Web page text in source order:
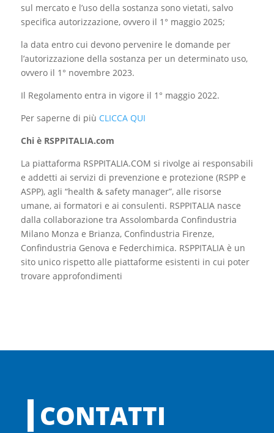
sul mercato e l’uso della sostanza sono vietati, salvo
specifica autorizzazione, ovvero il 1° maggio 2025;
la data entro cui devono pervenire le domande per
l’autorizzazione della sostanza per un determinato uso,
ovvero il 1° novembre 2023.
Il Regolamento entra in vigore il 1° maggio 2022.
Per saperne di più CLICCA QUI
Chi è RSPPITALIA.com
La piattaforma RSPPITALIA.COM si rivolge ai responsabili
e addetti ai servizi di prevenzione e protezione (RSPP e
ASPP), agli “health & safety manager”, alle risorse
umane, ai formatori e ai consulenti. RSPPITALIA nasce
dalla collaborazione tra Assolombarda Confindustria
Milano Monza e Brianza, Confindustria Firenze,
Confindustria Genova e Federchimica. RSPPITALIA è un
sito unico rispetto alle piattaforme esistenti in cui poter
trovare approfondimenti
CONTATTI